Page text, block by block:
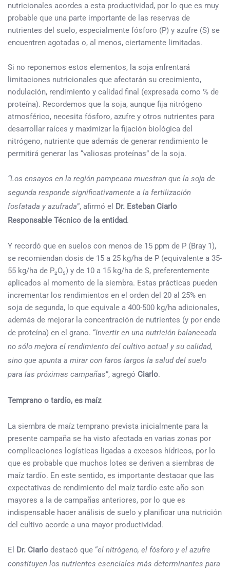
nutricionales acordes a esta productividad, por lo que es muy
probable que una parte importante de las reservas de
nutrientes del suelo, especialmente fósforo (P) y azufre (S) se
encuentren agotadas o, al menos, ciertamente limitadas.
Si no reponemos estos elementos, la soja enfrentará
limitaciones nutricionales que afectarán su crecimiento,
nodulación, rendimiento y calidad final (expresada como % de
proteína). Recordemos que la soja, aunque fija nitrógeno
atmosférico, necesita fósforo, azufre y otros nutrientes para
desarrollar raíces y maximizar la fijación biológica del
nitrógeno, nutriente que además de generar rendimiento le
permitirá generar las “valiosas proteínas” de la soja.
“Los ensayos en la región pampeana muestran que la soja de
segunda responde significativamente a la fertilización
fosfatada y azufrada”, afirmó el Dr. Esteban Ciarlo
Responsable Técnico de la entidad.
Y recordó que en suelos con menos de 15 ppm de P (Bray 1),
se recomiendan dosis de 15 a 25 kg/ha de P (equivalente a 35-
55 kg/ha de P₂O₅) y de 10 a 15 kg/ha de S, preferentemente
aplicados al momento de la siembra. Estas prácticas pueden
incrementar los rendimientos en el orden del 20 al 25% en
soja de segunda, lo que equivale a 400-500 kg/ha adicionales,
además de mejorar la concentración de nutrientes (y por ende
de proteína) en el grano. “Invertir en una nutrición balanceada
no sólo mejora el rendimiento del cultivo actual y su calidad,
sino que apunta a mirar con faros largos la salud del suelo
para las próximas campañas”, agregó Ciarlo.
Temprano o tardío, es maíz
La siembra de maíz temprano prevista inicialmente para la
presente campaña se ha visto afectada en varias zonas por
complicaciones logísticas ligadas a excesos hídricos, por lo
que es probable que muchos lotes se deriven a siembras de
maíz tardío. En este sentido, es importante destacar que las
expectativas de rendimiento del maíz tardío este año son
mayores a la de campañas anteriores, por lo que es
indispensable hacer análisis de suelo y planificar una nutrición
del cultivo acorde a una mayor productividad.
El Dr. Ciarlo destacó que “el nitrógeno, el fósforo y el azufre
constituyen los nutrientes esenciales más determinantes para